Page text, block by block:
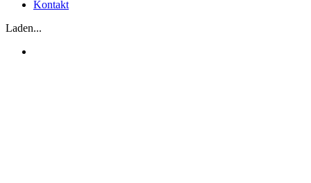
Kontakt
Laden...